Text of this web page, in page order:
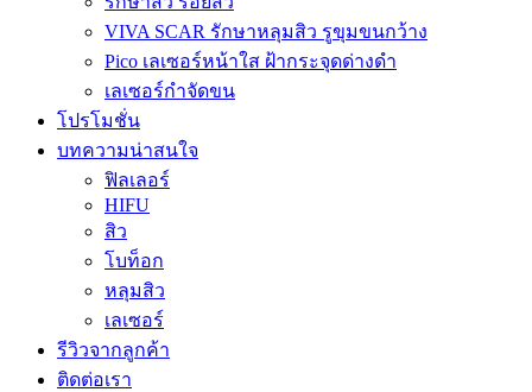
VIVA SCAR รักษาหลุมสิว รูขุมขนกว้าง
Pico เลเซอร์หน้าใส ฝ้ากระจุดด่างดำ
เลเซอร์กำจัดขน
โปรโมชั่น
บทความน่าสนใจ
ฟิลเลอร์
HIFU
สิว
โบท็อก
หลุมสิว
เลเซอร์
รีวิวจากลูกค้า
ติดต่อเรา